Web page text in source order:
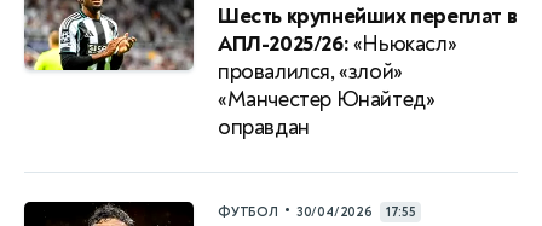
Шесть крупнейших переплат в
АПЛ-2025/26:«Ньюкасл»
провалился, «злой»
«Манчестер Юнайтед»
оправдан
ФУТБОЛ • 30/04/2026 17:55